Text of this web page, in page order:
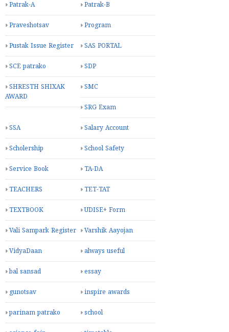
Patrak-A Patrak-B
Praveshotsav Program
Pustak Issue Register SAS PORTAL
SCE patrako SDP
SHRESTH SHIXAK
AWARD
SMC
SRG Exam
SSA Salary Account
Scholership School Safety
Service Book TA-DA
TEACHERS TET-TAT
TEXTBOOK UDISE+ Form
Vali Sampark Register Varshik Aayojan
VidyaDaan always useful
bal sansad essay
gunotsav inspire awards
parinam patrako school